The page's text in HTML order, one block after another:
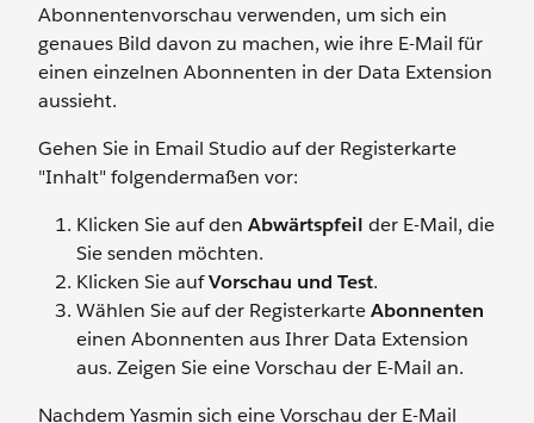
Abonnentenvorschau verwenden, um sich ein
genaues Bild davon zu machen, wie ihre E-Mail für
einen einzelnen Abonnenten in der Data Extension
aussieht.
Gehen Sie in Email Studio auf der Registerkarte
"Inhalt" folgendermaßen vor:
Klicken Sie auf den Abwärtspfeil der E-Mail, die
Sie senden möchten.
Klicken Sie aufVorschau und Test.
Wählen Sie auf der RegisterkarteAbonnenten
einen Abonnenten aus Ihrer Data Extension
aus. Zeigen Sie eine Vorschau der E-Mail an.
Nachdem Yasmin sich eine Vorschau der E-Mail